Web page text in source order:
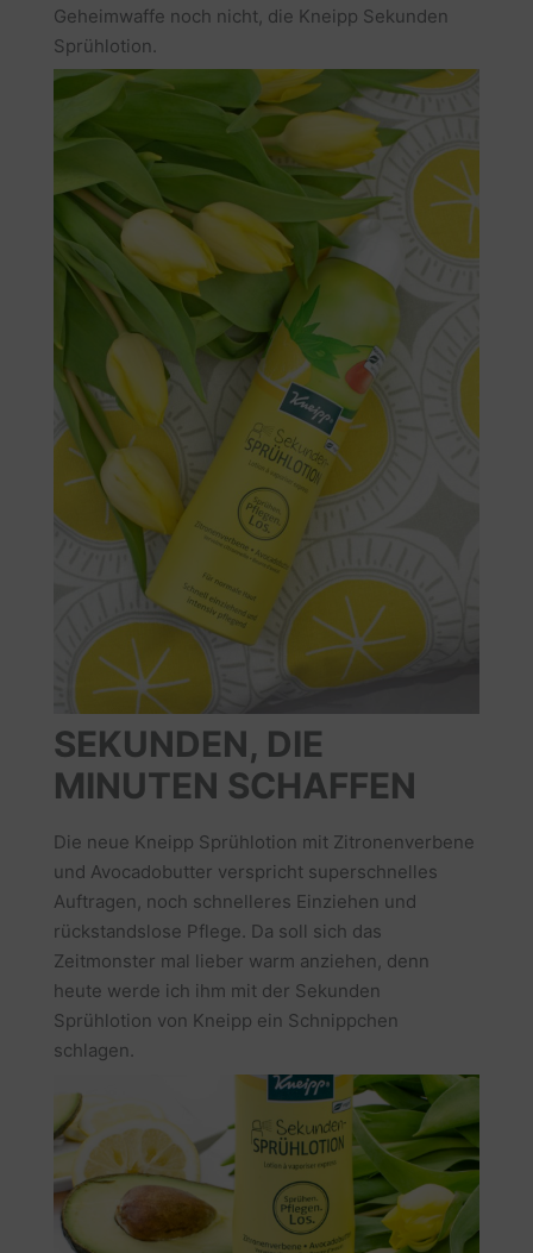
Geheimwaffe noch nicht, die Kneipp Sekunden
Sprühlotion.
SEKUNDEN, DIE
MINUTEN SCHAFFEN
Die neue Kneipp Sprühlotion mit Zitronenverbene
und Avocadobutter verspricht superschnelles
Auftragen, noch schnelleres Einziehen und
rückstandslose Pflege. Da soll sich das
Zeitmonster mal lieber warm anziehen, denn
heute werde ich ihm mit der Sekunden
Sprühlotion von Kneipp ein Schnippchen
schlagen.